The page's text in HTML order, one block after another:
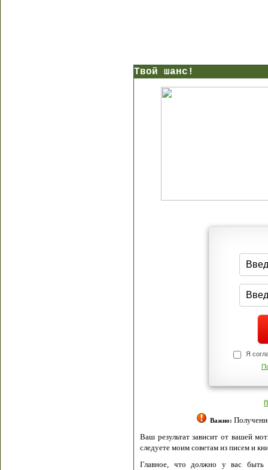
Твой шанс!
Я
Важно:Получение
Ваш результат зависит от вашей
следуете моим советам из писем и книг.
Главное, что должно у вас быть -